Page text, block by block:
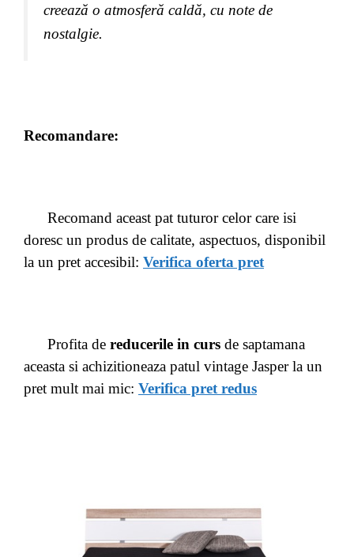
creează o atmosferă caldă, cu note de
nostalgie.
Recomandare:
Recomand aceast pat tuturor celor care isi
doresc un produs de calitate, aspectuos, disponibil
la un pret accesibil: Verifica oferta pret
Profita de reducerile in curs de saptamana
aceasta si achizitioneaza patul vintage Jasper la un
pret mult mai mic: Verifica pret redus